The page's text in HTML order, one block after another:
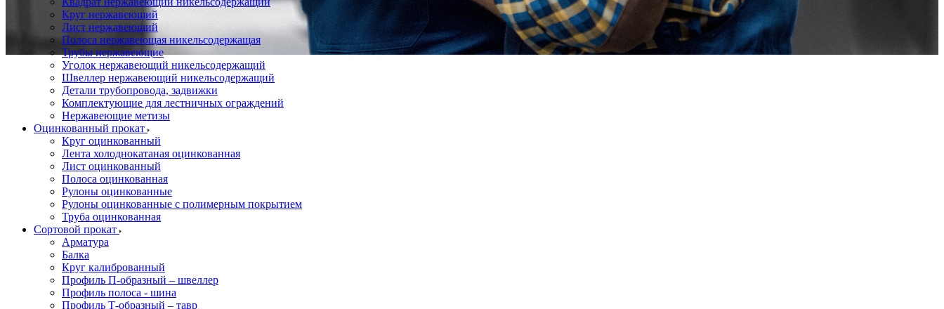
Круг нержавеющий
Лист нержавеющий
Полоса нержавеющая никельсодержащая
Трубы нержавеющие
Уголок нержавеющий никельсодержащий
Швеллер нержавеющий никельсодержащий
Детали трубопровода, задвижки
Комплектующие для лестничных ограждений
Нержавеющие метизы
Оцинкованный прокат
Круг оцинкованный
Лента холоднокатаная оцинкованная
Лист оцинкованный
Полоса оцинкованная
Рулоны оцинкованные
Рулоны оцинкованные с полимерным покрытием
Труба оцинкованная
Сортовой прокат
Арматура
Балка
Круг калиброванный
Профиль П-образный – швеллер
Профиль полоса - шина
Профиль Т-образный – тавр